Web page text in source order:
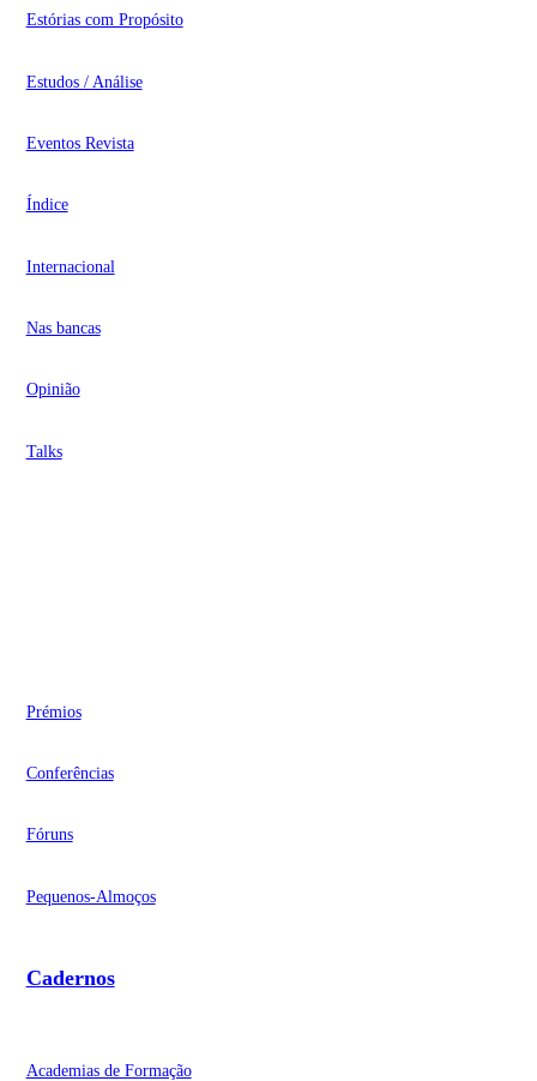
Estórias com Propósito
Estudos / Análise
Eventos Revista
Índice
Internacional
Nas bancas
Opinião
Talks
Prémios
Conferências
Fóruns
Pequenos-Almoços
Cadernos
Academias de Formação